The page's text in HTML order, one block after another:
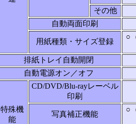
その他
自動両面印刷
用紙種類・サイズ登録
○
排紙トレイ自動開閉
自動電源オン／オフ
特殊機
能
CD/DVD/Blu-rayレーベル
印刷
写真補正機能
○